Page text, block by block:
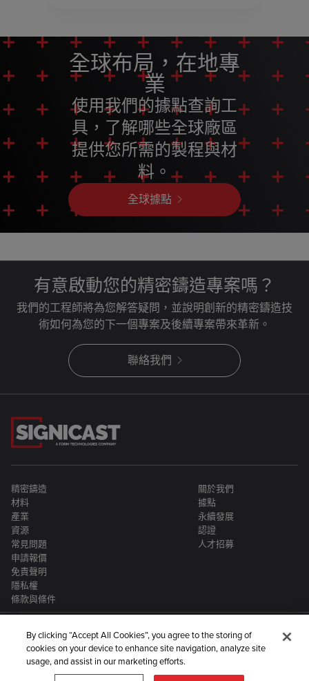
全球布局，在地專
業
使用我們的據點查詢工
具，了解哪些全球廠區
提供您所需的製程與材
料。
全球據點
有意啟動您的精密鑄造專案嗎？
我們的工程師將為您解答疑問，並說明創新的精密鑄造技
術如何為您的下一個專案及後續專案帶來革新。
聯絡我們
精密鑄造
材料
產業
資源
常見問題
關於我們
據點
永續發展
認證
人才招募
申請報價
免責聲明
隱私權
條款與條件
Signicast 是更大型金屬製造企業集團的一員：
By clicking “Accept All Cookies”, you agree to the storing of
cookies on your device to enhance site navigation, analyze site
usage, and assist in our marketing efforts.